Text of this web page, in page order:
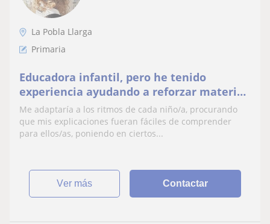
La Pobla Llarga
Primaria
Educadora infantil, pero he tenido
experiencia ayudando a reforzar materias
y a hacer los deberes a niños de primaria.
Me adaptaría a los ritmos de cada niño/a, procurando
que mis explicaciones fueran fáciles de comprender
para ellos/as, poniendo en ciertos...
ver más Contactar